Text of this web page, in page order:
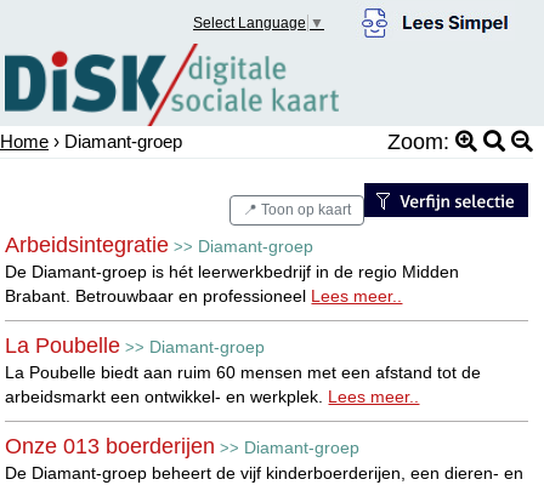
Select Language ▼
Home › Diamant-groep Zoom:
📍 Toon op kaart
Arbeidsintegratie >> Diamant-groep
De Diamant-groep is hét leerwerkbedrijf in de regio Midden
Brabant. Betrouwbaar en professioneel Lees meer..
La Poubelle >> Diamant-groep
La Poubelle biedt aan ruim 60 mensen met een afstand tot de
arbeidsmarkt een ontwikkel- en werkplek. Lees meer..
Onze 013 boerderijen >> Diamant-groep
De Diamant-groep beheert de vijf kinderboerderijen, een dieren- en